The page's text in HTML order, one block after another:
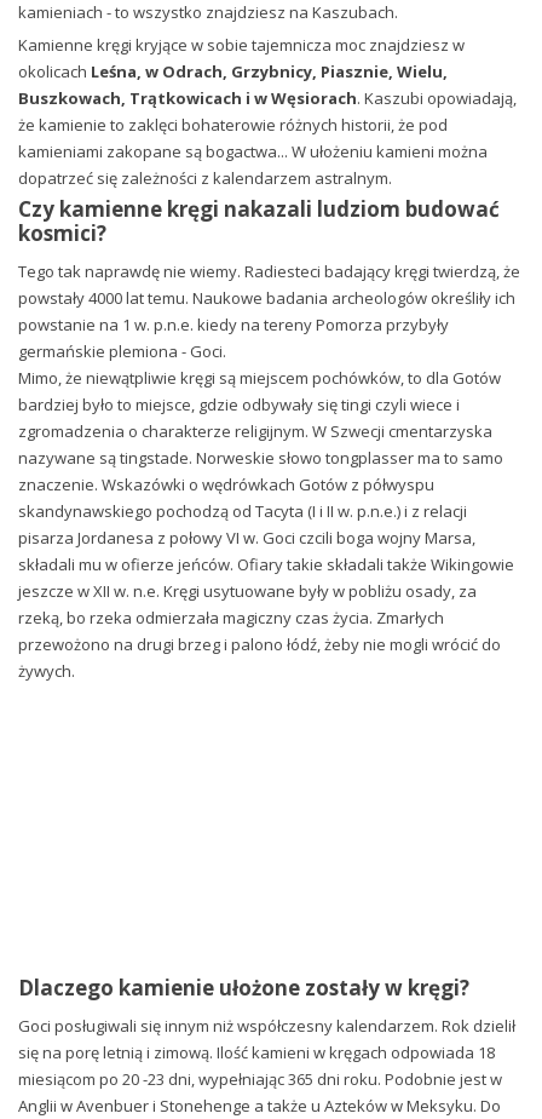
kamieniach - to wszystko znajdziesz na Kaszubach.
Kamienne kręgi kryjące w sobie tajemnicza moc znajdziesz w
okolicach Leśna, w Odrach, Grzybnicy, Piasznie, Wielu,
Buszkowach, Trątkowicach i w Węsiorach. Kaszubi opowiadają,
że kamienie to zaklęci bohaterowie różnych historii, że pod
kamieniami zakopane są bogactwa... W ułożeniu kamieni można
dopatrzeć się zależności z kalendarzem astralnym.
Czy kamienne kręgi nakazali ludziom budować
kosmici?
Tego tak naprawdę nie wiemy. Radiesteci badający kręgi twierdzą, że
powstały 4000 lat temu. Naukowe badania archeologów określiły ich
powstanie na 1 w. p.n.e. kiedy na tereny Pomorza przybyły
germańskie plemiona - Goci.
Mimo, że niewątpliwie kręgi są miejscem pochówków, to dla Gotów
bardziej było to miejsce, gdzie odbywały się tingi czyli wiece i
zgromadzenia o charakterze religijnym. W Szwecji cmentarzyska
nazywane są tingstade. Norweskie słowo tongplasser ma to samo
znaczenie. Wskazówki o wędrówkach Gotów z półwyspu
skandynawskiego pochodzą od Tacyta (I i II w. p.n.e.) i z relacji
pisarza Jordanesa z połowy VI w. Goci czcili boga wojny Marsa,
składali mu w ofierze jeńców. Ofiary takie składali także Wikingowie
jeszcze w XII w. n.e. Kręgi usytuowane były w pobliżu osady, za
rzeką, bo rzeka odmierzała magiczny czas życia. Zmarłych
przewożono na drugi brzeg i palono łódź, żeby nie mogli wrócić do
żywych.
Dlaczego kamienie ułożone zostały w kręgi?
Goci posługiwali się innym niż współczesny kalendarzem. Rok dzielił
się na porę letnią i zimową. Ilość kamieni w kręgach odpowiada 18
miesiącom po 20 -23 dni, wypełniając 365 dni roku. Podobnie jest w
Anglii w Avenbuer i Stonehenge a także u Azteków w Meksyku. Do